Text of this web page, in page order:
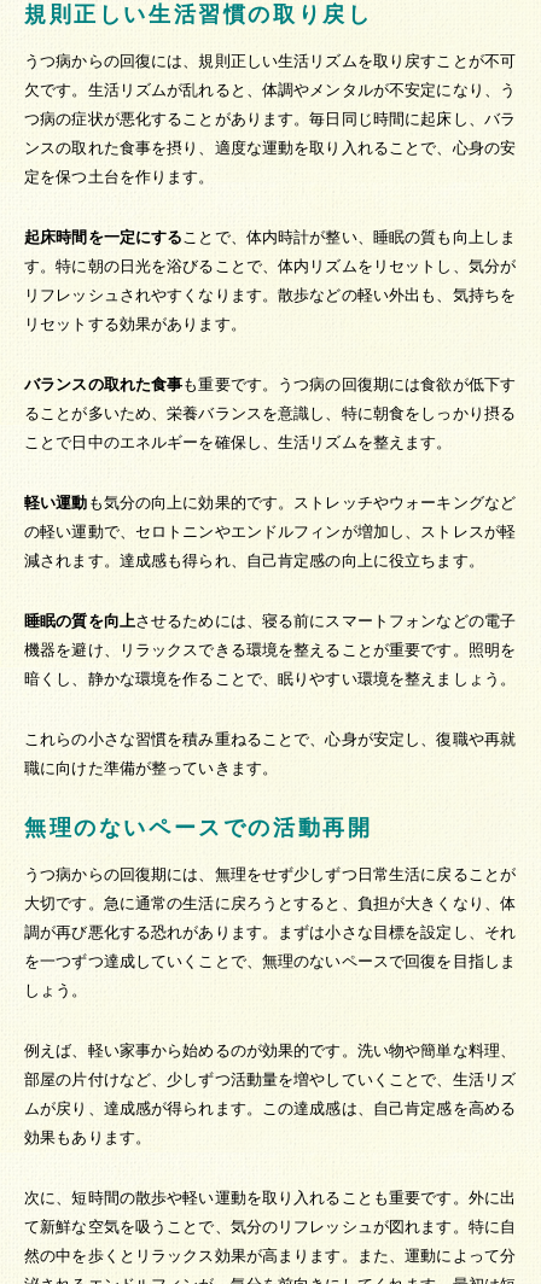
規則正しい生活習慣の取り戻し
うつ病からの回復には、規則正しい生活リズムを取り戻すことが不可
欠です。生活リズムが乱れると、体調やメンタルが不安定になり、う
つ病の症状が悪化することがあります。毎日同じ時間に起床し、バラ
ンスの取れた食事を摂り、適度な運動を取り入れることで、心身の安
定を保つ土台を作ります。
起床時間を一定にする ことで、体内時計が整い、睡眠の質も向上しま
す。特に朝の日光を浴びることで、体内リズムをリセットし、気分が
リフレッシュされやすくなります。散歩などの軽い外出も、気持ちを
リセットする効果があります。
バランスの取れた食事も重要です。うつ病の回復期には食欲が低下す
ることが多いため、栄養バランスを意識し、特に朝食をしっかり摂る
ことで日中のエネルギーを確保し、生活リズムを整えます。
軽い運動 も気分の向上に効果的です。ストレッチやウォーキングなど
の軽い運動で、セロトニンやエンドルフィンが増加し、ストレスが軽
減されます。達成感も得られ、自己肯定感の向上に役立ちます。
睡眠の質を向上させるためには、寝る前にスマートフォンなどの電子
機器を避け、リラックスできる環境を整えることが重要です。照明を
暗くし、静かな環境を作ることで、眠りやすい環境を整えましょう。
これらの小さな習慣を積み重ねることで、心身が安定し、復職や再就
職に向けた準備が整っていきます。
無理のないペースでの活動再開
うつ病からの回復期には、無理をせず少しずつ日常生活に戻ることが
大切です。急に通常の生活に戻ろうとすると、負担が大きくなり、体
調が再び悪化する恐れがあります。まずは小さな目標を設定し、それ
を一つずつ達成していくことで、無理のないペースで回復を目指しま
しょう。
例えば、軽い家事から始めるのが効果的です。洗い物や簡単な料理、
部屋の片付けなど、少しずつ活動量を増やしていくことで、生活リズ
ムが戻り、達成感が得られます。この達成感は、自己肯定感を高める
効果もあります。
次に、短時間の散歩や軽い運動を取り入れることも重要です。外に出
て新鮮な空気を吸うことで、気分のリフレッシュが図れます。特に自
然の中を歩くとリラックス効果が高まります。また、運動によって分